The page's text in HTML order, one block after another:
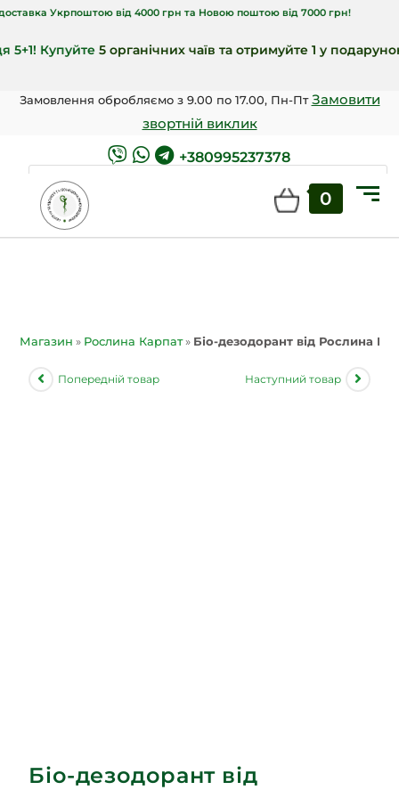
Укрпоштою від 4000 грн та Новою поштою від 7000 грн!
Купуйте5 органічних чаїв та отримуйте 1 у подарунок🎁!
Замовлення обробляємо з 9.00 по 17.00, Пн-ПтЗамовити
звортній виклик
+380995237378
0
Магазин » Рослина Карпат» Біо-дезодорант від Рослина
Попередній товар Наступний товар
Біо-дезодорант від